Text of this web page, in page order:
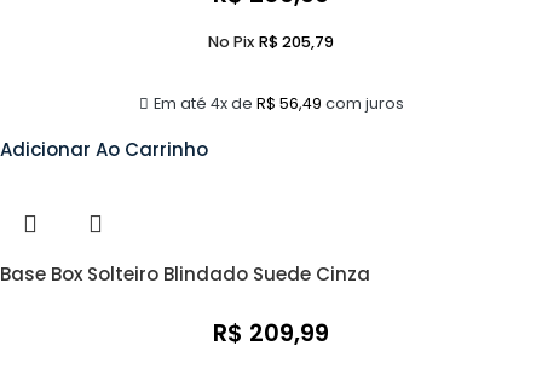
Em até 4x de R$ 56,49 com juros
No Pix R$205,79
Adicionar Ao Carrinho
Base Box Solteiro Blindado Suede Cinza
R$ 209,99